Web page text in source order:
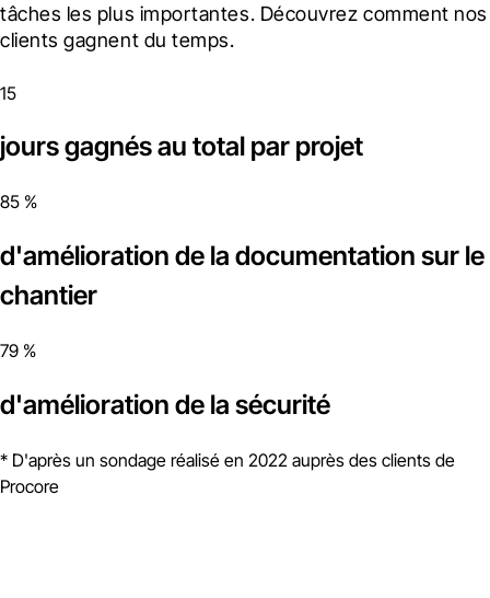
tâches les plus importantes. Découvrez comment nos
clients gagnent du temps.
15
jours gagnés au total par projet
85 %
d'amélioration de la documentation sur le
chantier
79 %
d'amélioration de la sécurité
* D'après un sondage réalisé en 2022 auprès des clients de
Procore